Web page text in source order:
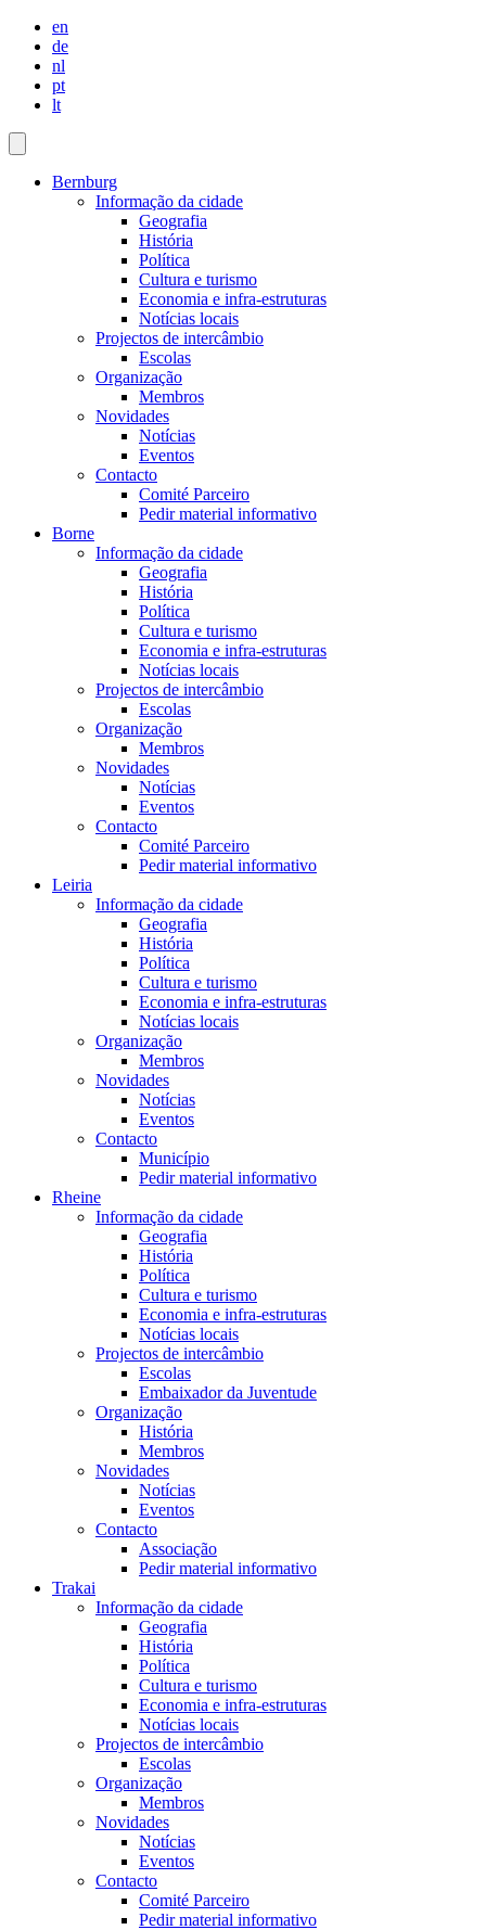
en
de
nl
pt
lt
Bernburg
Informação da cidade
Geografia
História
Política
Cultura e turismo
Economia e infra-estruturas
Notícias locais
Projectos de intercâmbio
Escolas
Organização
Membros
Novidades
Notícias
Eventos
Contacto
Comité Parceiro
Pedir material informativo
Borne
Informação da cidade
Geografia
História
Política
Cultura e turismo
Economia e infra-estruturas
Notícias locais
Projectos de intercâmbio
Escolas
Organização
Membros
Novidades
Notícias
Eventos
Contacto
Comité Parceiro
Pedir material informativo
Leiria
Informação da cidade
Geografia
História
Política
Cultura e turismo
Economia e infra-estruturas
Notícias locais
Organização
Membros
Novidades
Notícias
Eventos
Contacto
Município
Pedir material informativo
Rheine
Informação da cidade
Geografia
História
Política
Cultura e turismo
Economia e infra-estruturas
Notícias locais
Projectos de intercâmbio
Escolas
Embaixador da Juventude
Organização
História
Membros
Novidades
Notícias
Eventos
Contacto
Associação
Pedir material informativo
Trakai
Informação da cidade
Geografia
História
Política
Cultura e turismo
Economia e infra-estruturas
Notícias locais
Projectos de intercâmbio
Escolas
Organização
Membros
Novidades
Notícias
Eventos
Contacto
Comité Parceiro
Pedir material informativo